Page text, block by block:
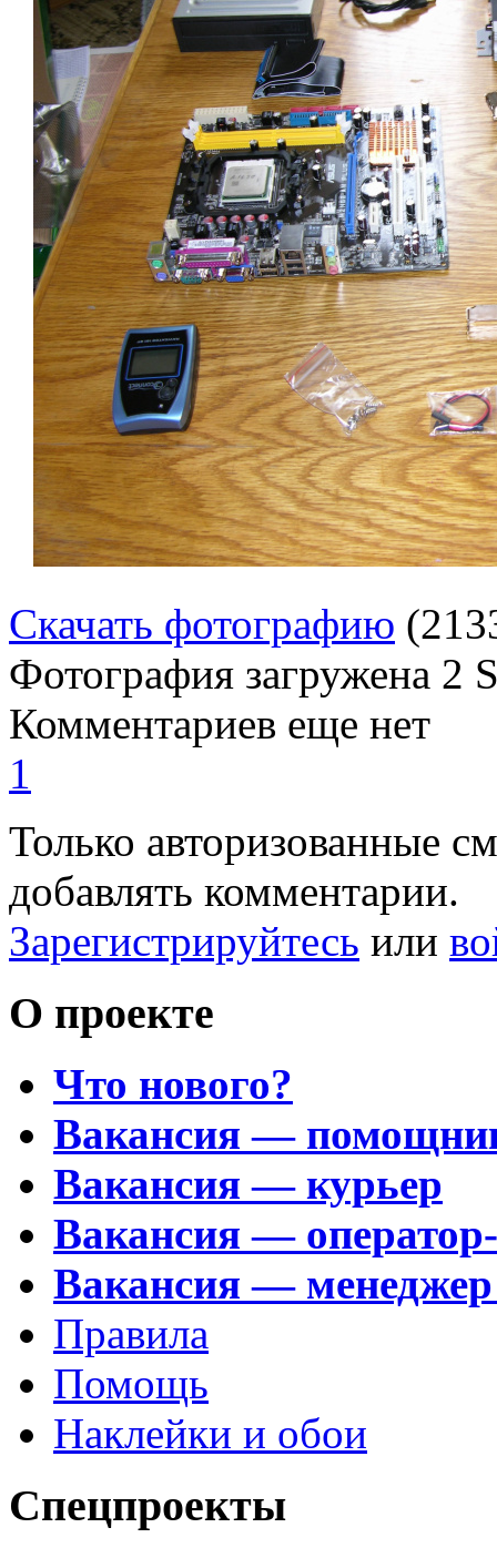
Скачать фотографию
Фотография загружена 2
Комментариев еще нет
1
Только авторизованные
добавлять комментарии.
Зарегистрируйтесь или
О проекте
Что нового?
Вакансия —
Вакансия — курьер
Вакансия —
Вакансия —
Правила
Помощь
Наклейки и обои
Спецпроекты